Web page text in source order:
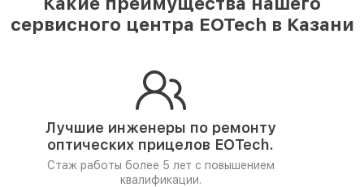
сервисного центра EOTech в Казани
Лучшие инженеры по ремонту
оптических прицелов EOTech.
Стаж работы более 5 лет с повышением
квалификации.